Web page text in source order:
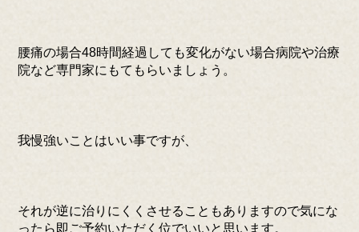
腰痛の場合48時間経過しても変化がない場合病院や治療
院など専門家にもてもらいましょう。
我慢強いことはいい事ですが、
それが逆に治りにくくさせることもありますので気にな
ったら即ご予約いただく位でいいと思います。